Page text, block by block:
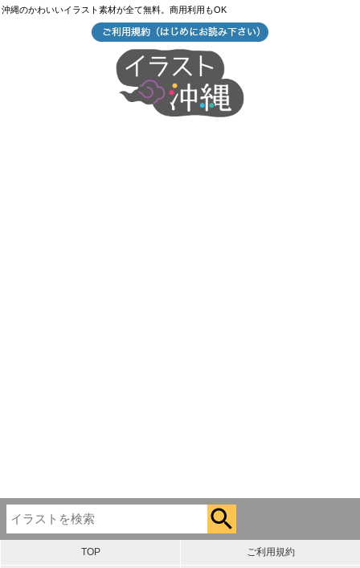
沖縄のかわいいイラスト素材が全て無料。商用利用もOK
TOP ご利用規約